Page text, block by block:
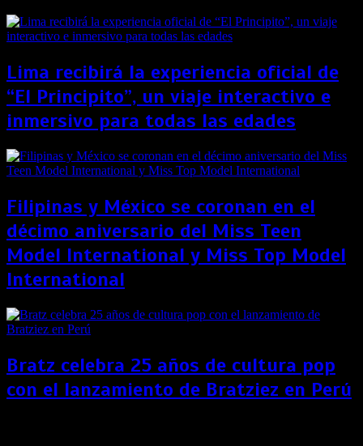
Lima recibirá la experiencia oficial de
“El Principito”, un viaje interactivo e
inmersivo para todas las edades
Filipinas y México se coronan en el
décimo aniversario del Miss Teen
Model International y Miss Top Model
International
Bratz celebra 25 años de cultura pop
con el lanzamiento de Bratziez en Perú